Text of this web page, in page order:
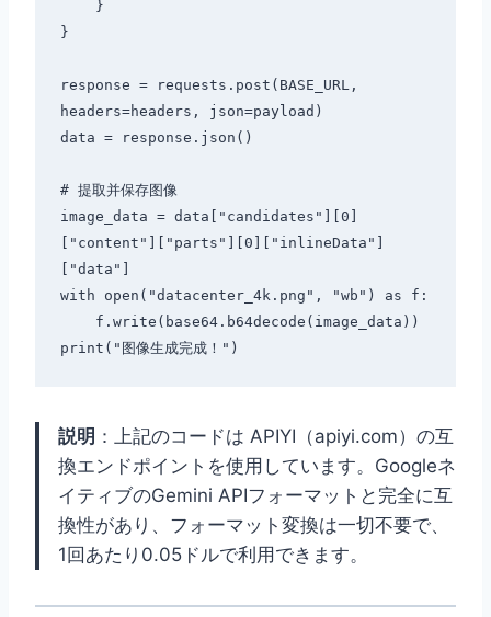
}
response = requests.post(BASE_URL,
headers=headers, json=payload)
data = response.json()
# 提取并保存图像
image_data = data["candidates"][0]
["content"]["parts"][0]["inlineData"]
["data"]
with open("datacenter_4k.png", "wb") as f:
説明 ：上記のコードは APIYI（apiyi.com）の互
換エンドポイントを使用しています。Googleネ
イティブのGemini APIフォーマットと完全に互
換性があり、フォーマット変換は一切不要で、
1回あたり0.05ドルで利用できます。